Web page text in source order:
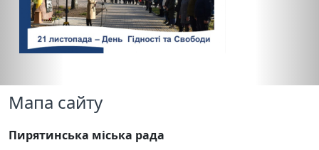
Мапа сайту
Пирятинська міська рада